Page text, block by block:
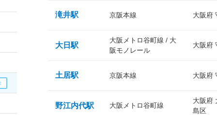
滝井駅 京阪本線 大阪府
大日駅
大阪メトロ谷町線 / 大
阪モノレール
大阪府
土居駅 京阪本線 大阪府
野江内代駅 大阪メトロ谷町線
大阪府
島区